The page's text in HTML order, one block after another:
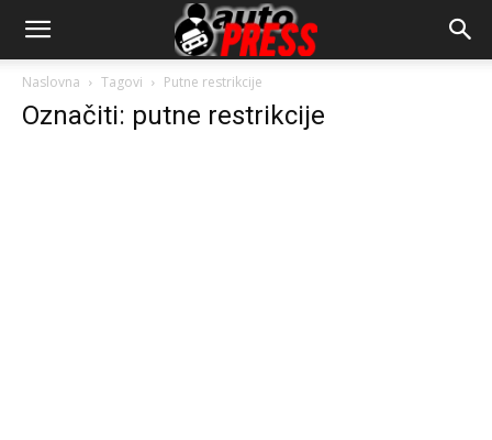
AutopressHR
Naslovna Tagovi Putne restrikcije
Označiti: putne restrikcije